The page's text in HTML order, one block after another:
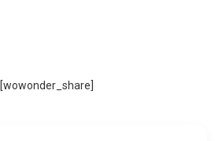
[wowonder_share]